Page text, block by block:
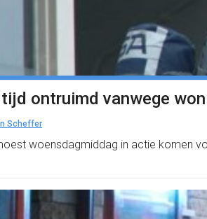
ontruimd vanwege
Scheffer
woensdagmiddag in actie komen